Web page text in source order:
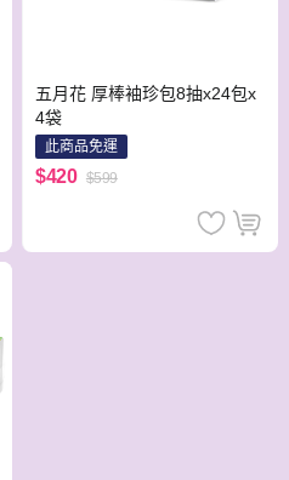
五月花 厚棒袖珍包8抽x24包x
4袋
此商品免運
$420 $599